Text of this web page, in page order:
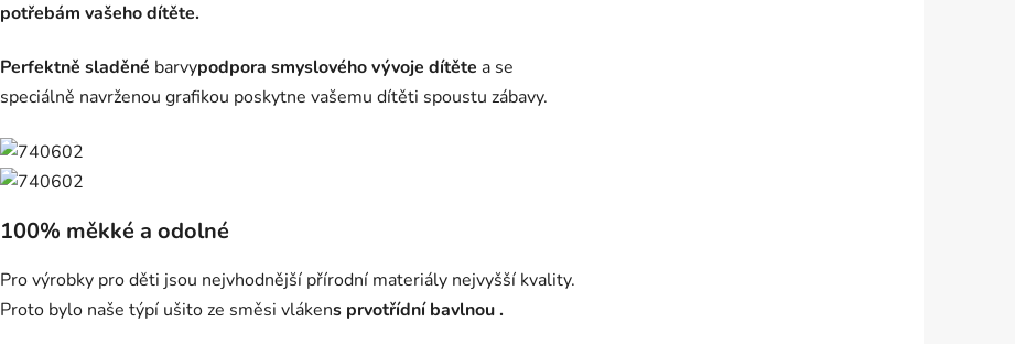
potřebám vašeho dítěte.
Perfektně sladěné barvypodpora smyslového vývoje dítěte a se
speciálně navrženou grafikou poskytne vašemu dítěti spoustu zábavy.
100% měkké a odolné
Pro výrobky pro děti jsou nejvhodnější přírodní materiály nejvyšší kvality.
Proto bylo naše týpí ušito ze směsi vlákens prvotřídní bavlnou.